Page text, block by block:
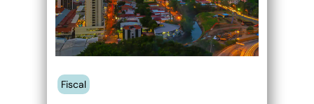
Fiscal
Listas Grises del
GAFI para
Panamá
Inicio